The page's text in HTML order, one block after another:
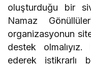
oluşturduğu bir
Namaz
organizasyonun
destek olmalıyız.
ederek istikrarlı